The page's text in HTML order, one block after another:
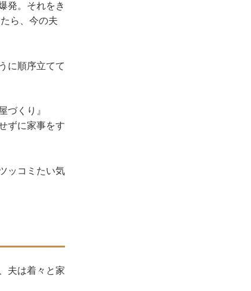
発。それをき
ら、今の夫
に順序立てて
くり』
ずに家事をす
ッコミたい気
夫は着々と家